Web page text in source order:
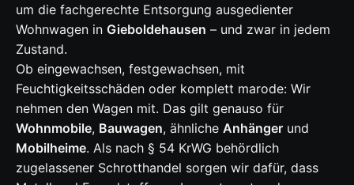
um die fachgerechte Entsorgung ausgedienter
Wohnwagen in Gieboldehausen – und zwar in jedem
Zustand.
Ob eingewachsen, festgewachsen, mit
Feuchtigkeitsschäden oder komplett marode: Wir
nehmen den Wagen mit. Das gilt genauso für
Wohnmobile, Bauwagen, ähnliche Anhänger und
Mobilheime. Als nach § 54 KrWG behördlich
zugelassener Schrotthandel sorgen wir dafür, dass